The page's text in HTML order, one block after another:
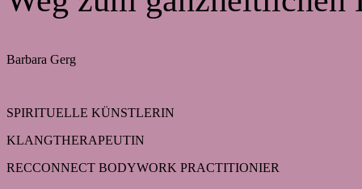
Barbara Gerg
SPIRITUELLE KÜNSTLERIN
KLANGTHERAPEUTIN
RECCONNECT BODYWORK PRACTITIONIER